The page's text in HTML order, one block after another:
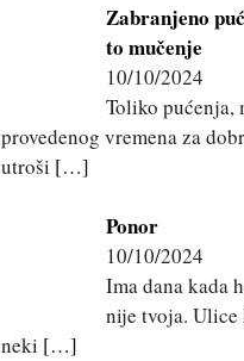
Zabranjeno
to mučenje
10/10/2024
Toliko pućenja,
provedenog vremena za
utroši […]
Ponor
10/10/2024
Ima dana kada
nije tvoja. Ulice
neki […]